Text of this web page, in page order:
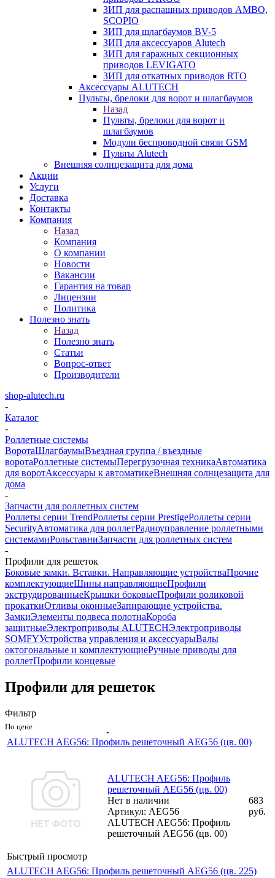
ЗИП для распашных приводов AMBO,
SCOPIO
ЗИП для шлагбаумов BV-5
ЗИП для аксессуаров Alutech
ЗИП для гаражных секционных
приводов LEVIGATO
ЗИП для откатных приводов RTO
Аксессуары ALUTECH
Пульты, брелоки для ворот и шлагбаумов
Назад
Пульты, брелоки для ворот и
шлагбаумов
Модули беспроводной связи GSM
Пульты Alutech
Внешняя солнцезащита для дома
Акции
Услуги
Доставка
Контакты
Компания
Назад
Компания
О компании
Новости
Вакансии
Гарантия на товар
Лицензии
Политика
Полезно знать
Назад
Полезно знать
Статьи
Вопрос-ответ
Производители
shop-alutech.ru
-
Каталог
-
Роллетные системы
ВоротаШлагбаумыВъездная группа / въездные
воротаРоллетные системыПерегрузочная техникаАвтоматика
для воротАксессуары к автоматикеВнешняя солнцезащита для
дома
-
Запчасти для роллетных систем
Роллеты серии TrendРоллеты серии PrestigeРоллеты серии
SecurityАвтоматика для роллетРадиоуправление роллетными
системамиРольставниЗапчасти для роллетных систем
-
Профили для решеток
Боковые замки. Вставки. Направляющие устройстваПрочие
комплектующиеШины направляющиеПрофили
экструдированныеКрышки боковыеПрофили роликовой
прокаткиОтливы оконныеЗапирающие устройства.
ЗамкиЭлементы подвеса полотнаКороба
защитныеЭлектроприводы ALUTECHЭлектроприводы
SOMFYУстройства управления и аксессуарыВалы
октогональные и комплектующиеРучные приводы для
роллетПрофили концевые
Профили для решеток
Фильтр
По цене
ALUTECH AEG56: Профиль решеточный AEG56 (цв. 00)
Быстрый просмотр
ALUTECH AEG56: Профиль
решеточный AEG56 (цв. 00)
Нет в наличии
Артикул: AEG56
ALUTECH AEG56: Профиль
решеточный AEG56 (цв. 00)
683
руб.
ALUTECH AEG56: Профиль решеточный AEG56 (цв. 225)